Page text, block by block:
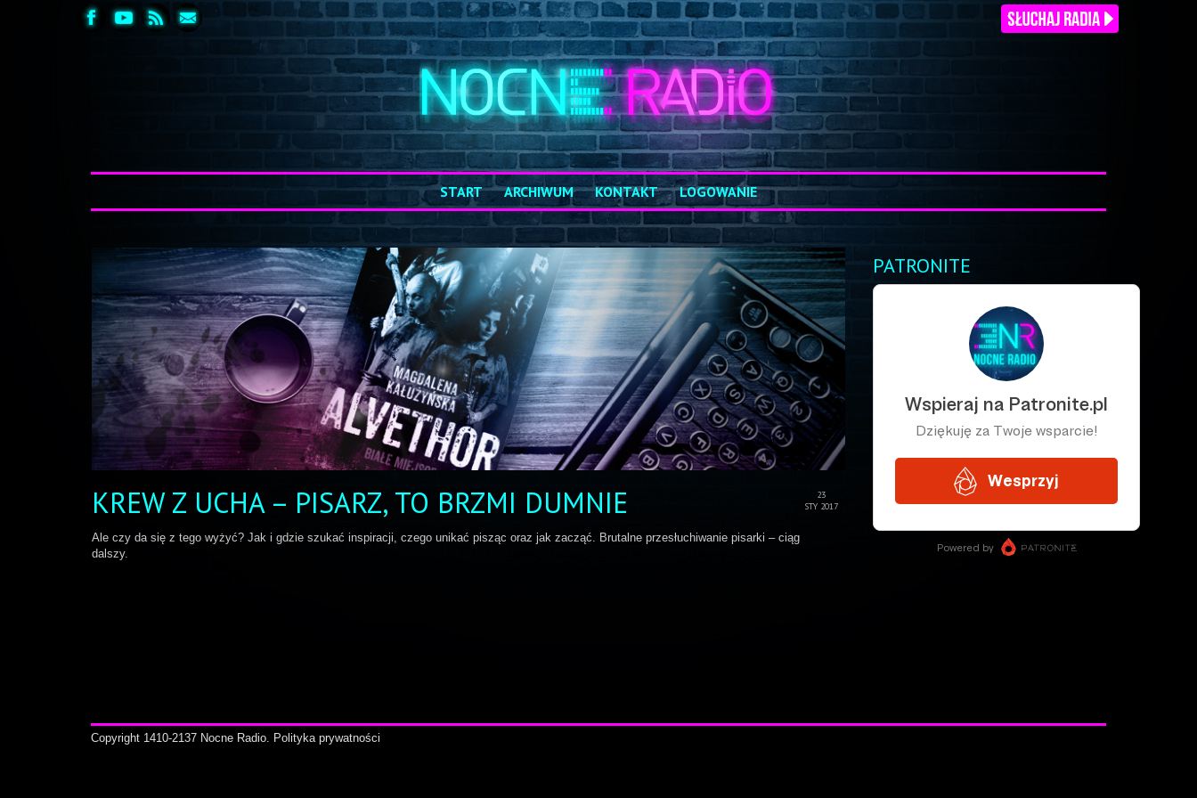
START ARCHIWUM KONTAKT LOGOWANIE
23
STY 2017
KREW Z UCHA – PISARZ, TO BRZMI DUMNIE
Ale czy da się z tego wyżyć? Jak i gdzie szukać inspiracji, czego unikać pisząc oraz jak zacząć. Brutalne przesłuchiwanie pisarki – ciąg
dalszy.
PATRONITE
Copyright 1410-2137 Nocne Radio. Polityka prywatności